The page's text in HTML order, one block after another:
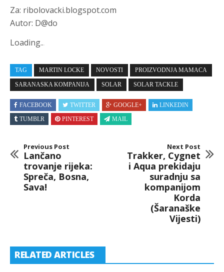
Za: ribolovacki.blogspot.com
Autor: D@do
Loading...
TAG MARTIN LOCKE NOVOSTI PROIZVODNJA MAMACA
SARANASKA KOMPANIJA SOLAR SOLAR TACKLE
FACEBOOK TWITTER GOOGLE+
LINKEDIN
TUMBLR
PINTEREST MAIL
Previous Post
Lančano
trovanje rijeka:
Spreča, Bosna,
Sava!
Next Post
Trakker, Cygnet
i Aqua prekidaju
suradnju sa
kompanijom
Korda
(Šaranaške
Vijesti)
RELATED ARTICLES